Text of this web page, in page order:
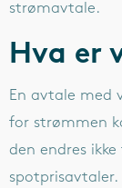
strømavtale.
Hva er
En avtale med
for strømmen
den endres